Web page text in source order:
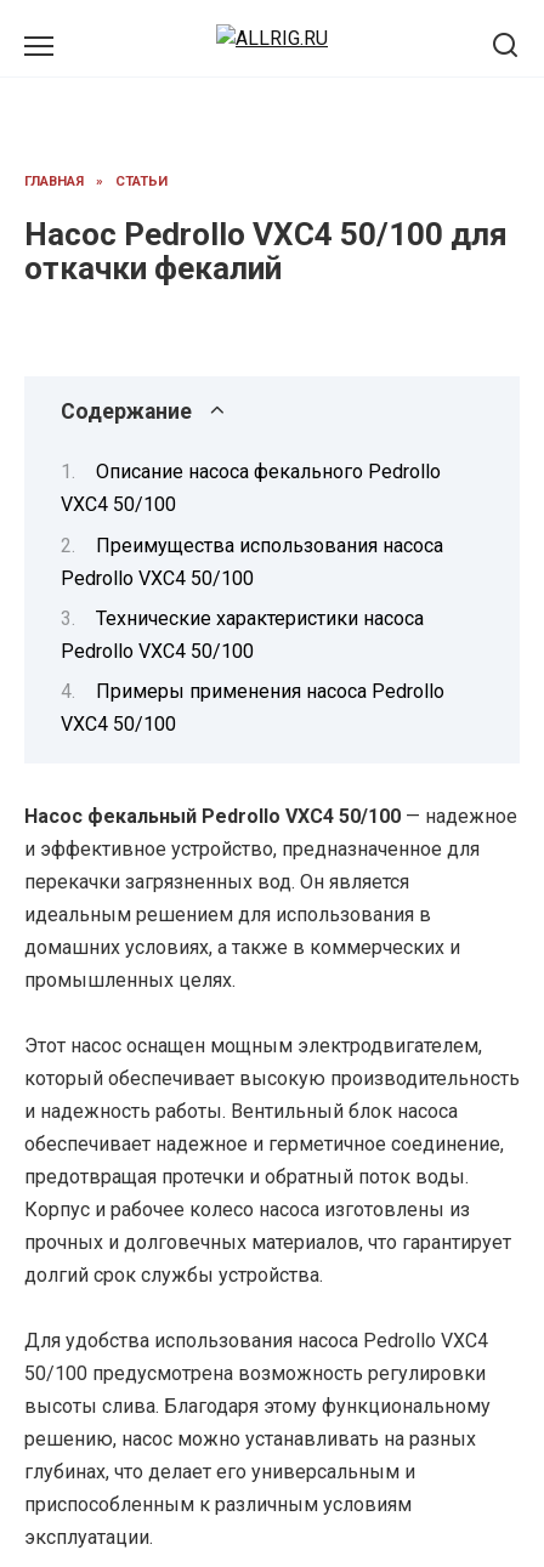
ГЛАВНАЯ » СТАТЬИ
Насос Pedrollo VXC4 50/100 для
откачки фекалий
Содержание
Описание насоса фекального Pedrollo
VXC4 50/100
Преимущества использования насоса
Pedrollo VXC4 50/100
Технические характеристики насоса
Pedrollo VXC4 50/100
Примеры применения насоса Pedrollo
VXC4 50/100
Насос фекальный Pedrollo VXC4 50/100 — надежное
и эффективное устройство, предназначенное для
перекачки загрязненных вод. Он является
идеальным решением для использования в
домашних условиях, а также в коммерческих и
промышленных целях.
Этот насос оснащен мощным электродвигателем,
который обеспечивает высокую производительность
и надежность работы. Вентильный блок насоса
обеспечивает надежное и герметичное соединение,
предотвращая протечки и обратный поток воды.
Корпус и рабочее колесо насоса изготовлены из
прочных и долговечных материалов, что гарантирует
долгий срок службы устройства.
Для удобства использования насоса Pedrollo VXC4
50/100 предусмотрена возможность регулировки
высоты слива. Благодаря этому функциональному
решению, насос можно устанавливать на разных
глубинах, что делает его универсальным и
приспособленным к различным условиям
эксплуатации.